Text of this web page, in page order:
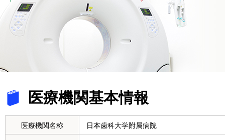
医療機関基本情報
医療機関名称 日本歯科大学附属病院